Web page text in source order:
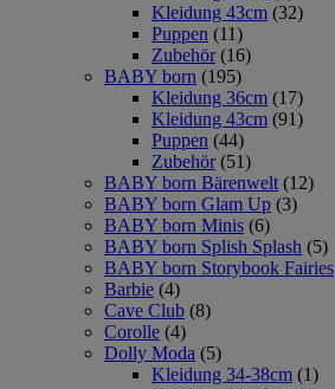
Kleidung 43cm (32)
Puppen (11)
Zubehör (16)
BABY born (195)
Kleidung 36cm (17)
Kleidung 43cm (91)
Puppen (44)
Zubehör (51)
BABY born Bärenwelt (12)
BABY born Glam Up (3)
BABY born Minis (6)
BABY born Splish Splash (5)
BABY born Storybook Fairies
Barbie (4)
Cave Club (8)
Corolle (4)
Dolly Moda (5)
Kleidung 34-38cm (1)